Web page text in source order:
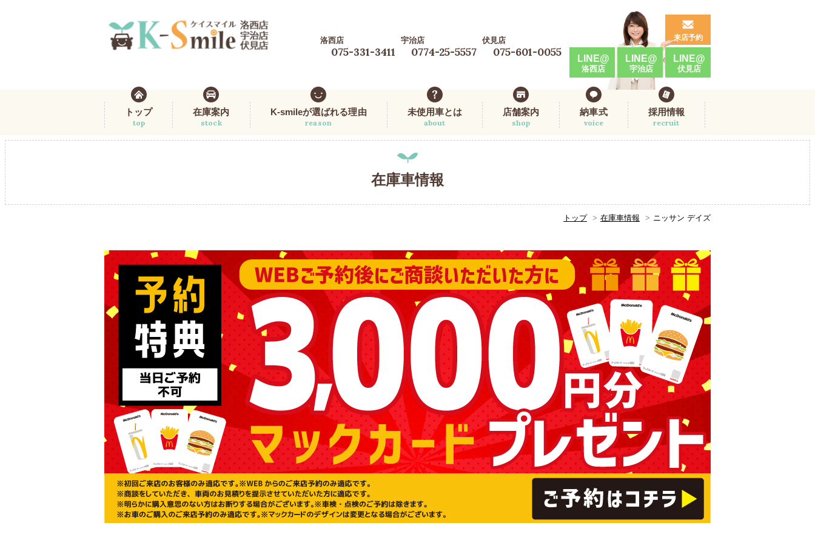
洛西店
075-331-3411
宇治店
0774-25-5557
伏見店
075-601-0055
来店予約
LINE@
洛西店
LINE@
宇治店
LINE@
伏見店
トップ
top
在庫案内
stock
K-smileが選ばれる理由
reason
未使用車とは
about
店舗案内
shop
納車式
voice
採用情報
recruit
在庫車情報
トップ 在庫車情報 ニッサン デイズ